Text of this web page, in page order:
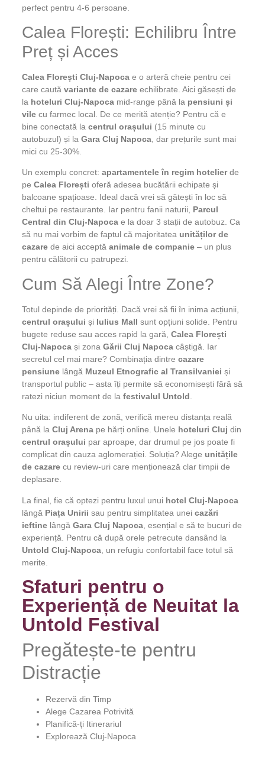
perfect pentru 4-6 persoane.
Calea Florești: Echilibru Între
Preț și Acces
Calea Florești Cluj-Napocae o arteră cheie pentru cei
care caută variante de cazareechilibrate. Aici găsești de
la hoteluri Cluj-Napocamid-range până la pensiuni și
vilecu farmec local. De ce merită atenție? Pentru că e
bine conectată la centrul orașului (15 minute cu
autobuzul) și la Gara Cluj Napoca, dar prețurile sunt mai
mici cu 25-30%.
Un exemplu concret: apartamentele în regim hotelierde
pe Calea Florești oferă adesea bucătării echipate și
balcoane spațioase. Ideal dacă vrei să gătești în loc să
cheltui pe restaurante. Iar pentru fanii naturii, Parcul
Central din Cluj-Napocae la doar 3 stații de autobuz. Ca
să nu mai vorbim de faptul că majoritatea unităților de
cazarede aici acceptă animale de companie– un plus
pentru călătorii cu patrupezi.
Cum Să Alegi Între Zone?
Totul depinde de priorități. Dacă vrei să fii în inima acțiunii,
centrul orașului și Iulius Mall sunt opțiuni solide. Pentru
bugete reduse sau acces rapid la gară, Calea Florești
Cluj-Napocași zona Gării Cluj Napocacâștigă. Iar
secretul cel mai mare? Combinația dintre cazare
pensiunelângă Muzeul Etnografic al Transilvaniei și
transportul public – asta îți permite să economisești fără să
ratezi niciun moment de la festivalul Untold
Nu uita: indiferent de zonă, verifică mereu distanța reală
până la Cluj Arenape hărți online. Unele hoteluri Cluj din
centrul orașului par aproape, dar drumul pe jos poate fi
complicat din cauza aglomerației. Soluția? Alege unitățile
de cazarecu review-uri care menționează clar timpii de
deplasare.
La final, fie că optezi pentru luxul unui hotel Cluj-Napoca
lângă Piața Unirii sau pentru simplitatea unei cazări
ieftinelângă Gara Cluj Napoca, esențial e să te bucuri de
experiență. Pentru că după orele petrecute dansând la
Untold Cluj-Napoca, un refugiu confortabil face totul să
merite.
Sfaturi pentru o
Experiență de Neuitat la
Untold Festival
Pregătește-te pentru
Distracție
Rezervă din Timp
Alege Cazarea Potrivită
Planifică-ți Itinerariul
Explorează Cluj-Napoca